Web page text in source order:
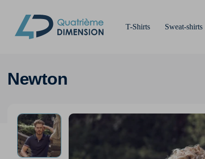
T-Shirts Sweat-shirts
Newton